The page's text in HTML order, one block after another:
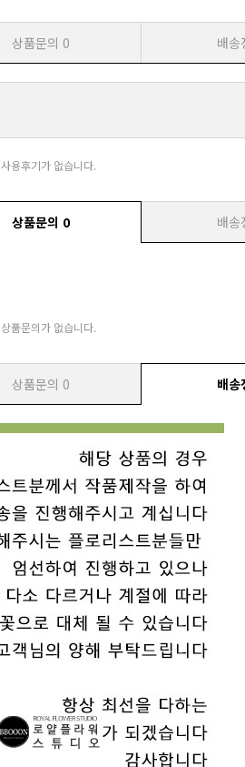
상품문의 0 배송
사용후기가 없습니다.
상품문의 0 배송
상품문의가 없습니다.
상품문의 0 배송